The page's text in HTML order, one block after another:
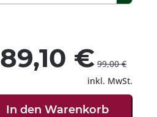
89,10 € 99,00 €
inkl. MwSt.
In den Warenkorb